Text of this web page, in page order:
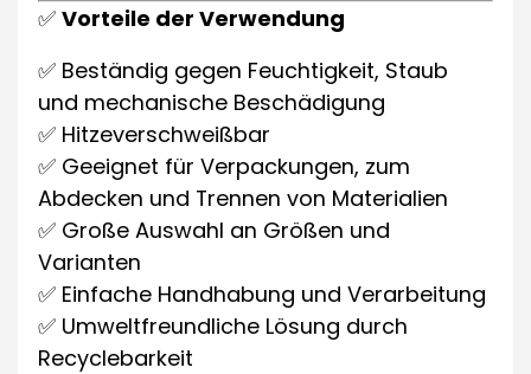
✅ Vorteile der Verwendung
✅ Beständig gegen Feuchtigkeit, Staub
und mechanische Beschädigung
✅ Hitzeverschweißbar
✅ Geeignet für Verpackungen, zum
Abdecken und Trennen von Materialien
✅ Große Auswahl an Größen und
Varianten
✅ Einfache Handhabung und Verarbeitung
✅ Umweltfreundliche Lösung durch
Recyclebarkeit